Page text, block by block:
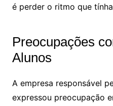
é perder o ritmo que
Preocupações
Alunos
A empresa responsável
expressou preocupação